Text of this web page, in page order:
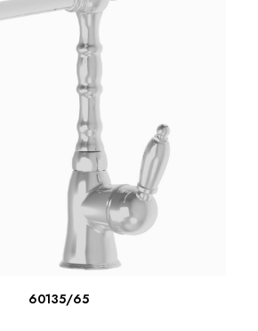
ΔΙΑΒΆΣΤΕ ΠΕΡΙΣΣΌΤΕΡΑ
60135/65